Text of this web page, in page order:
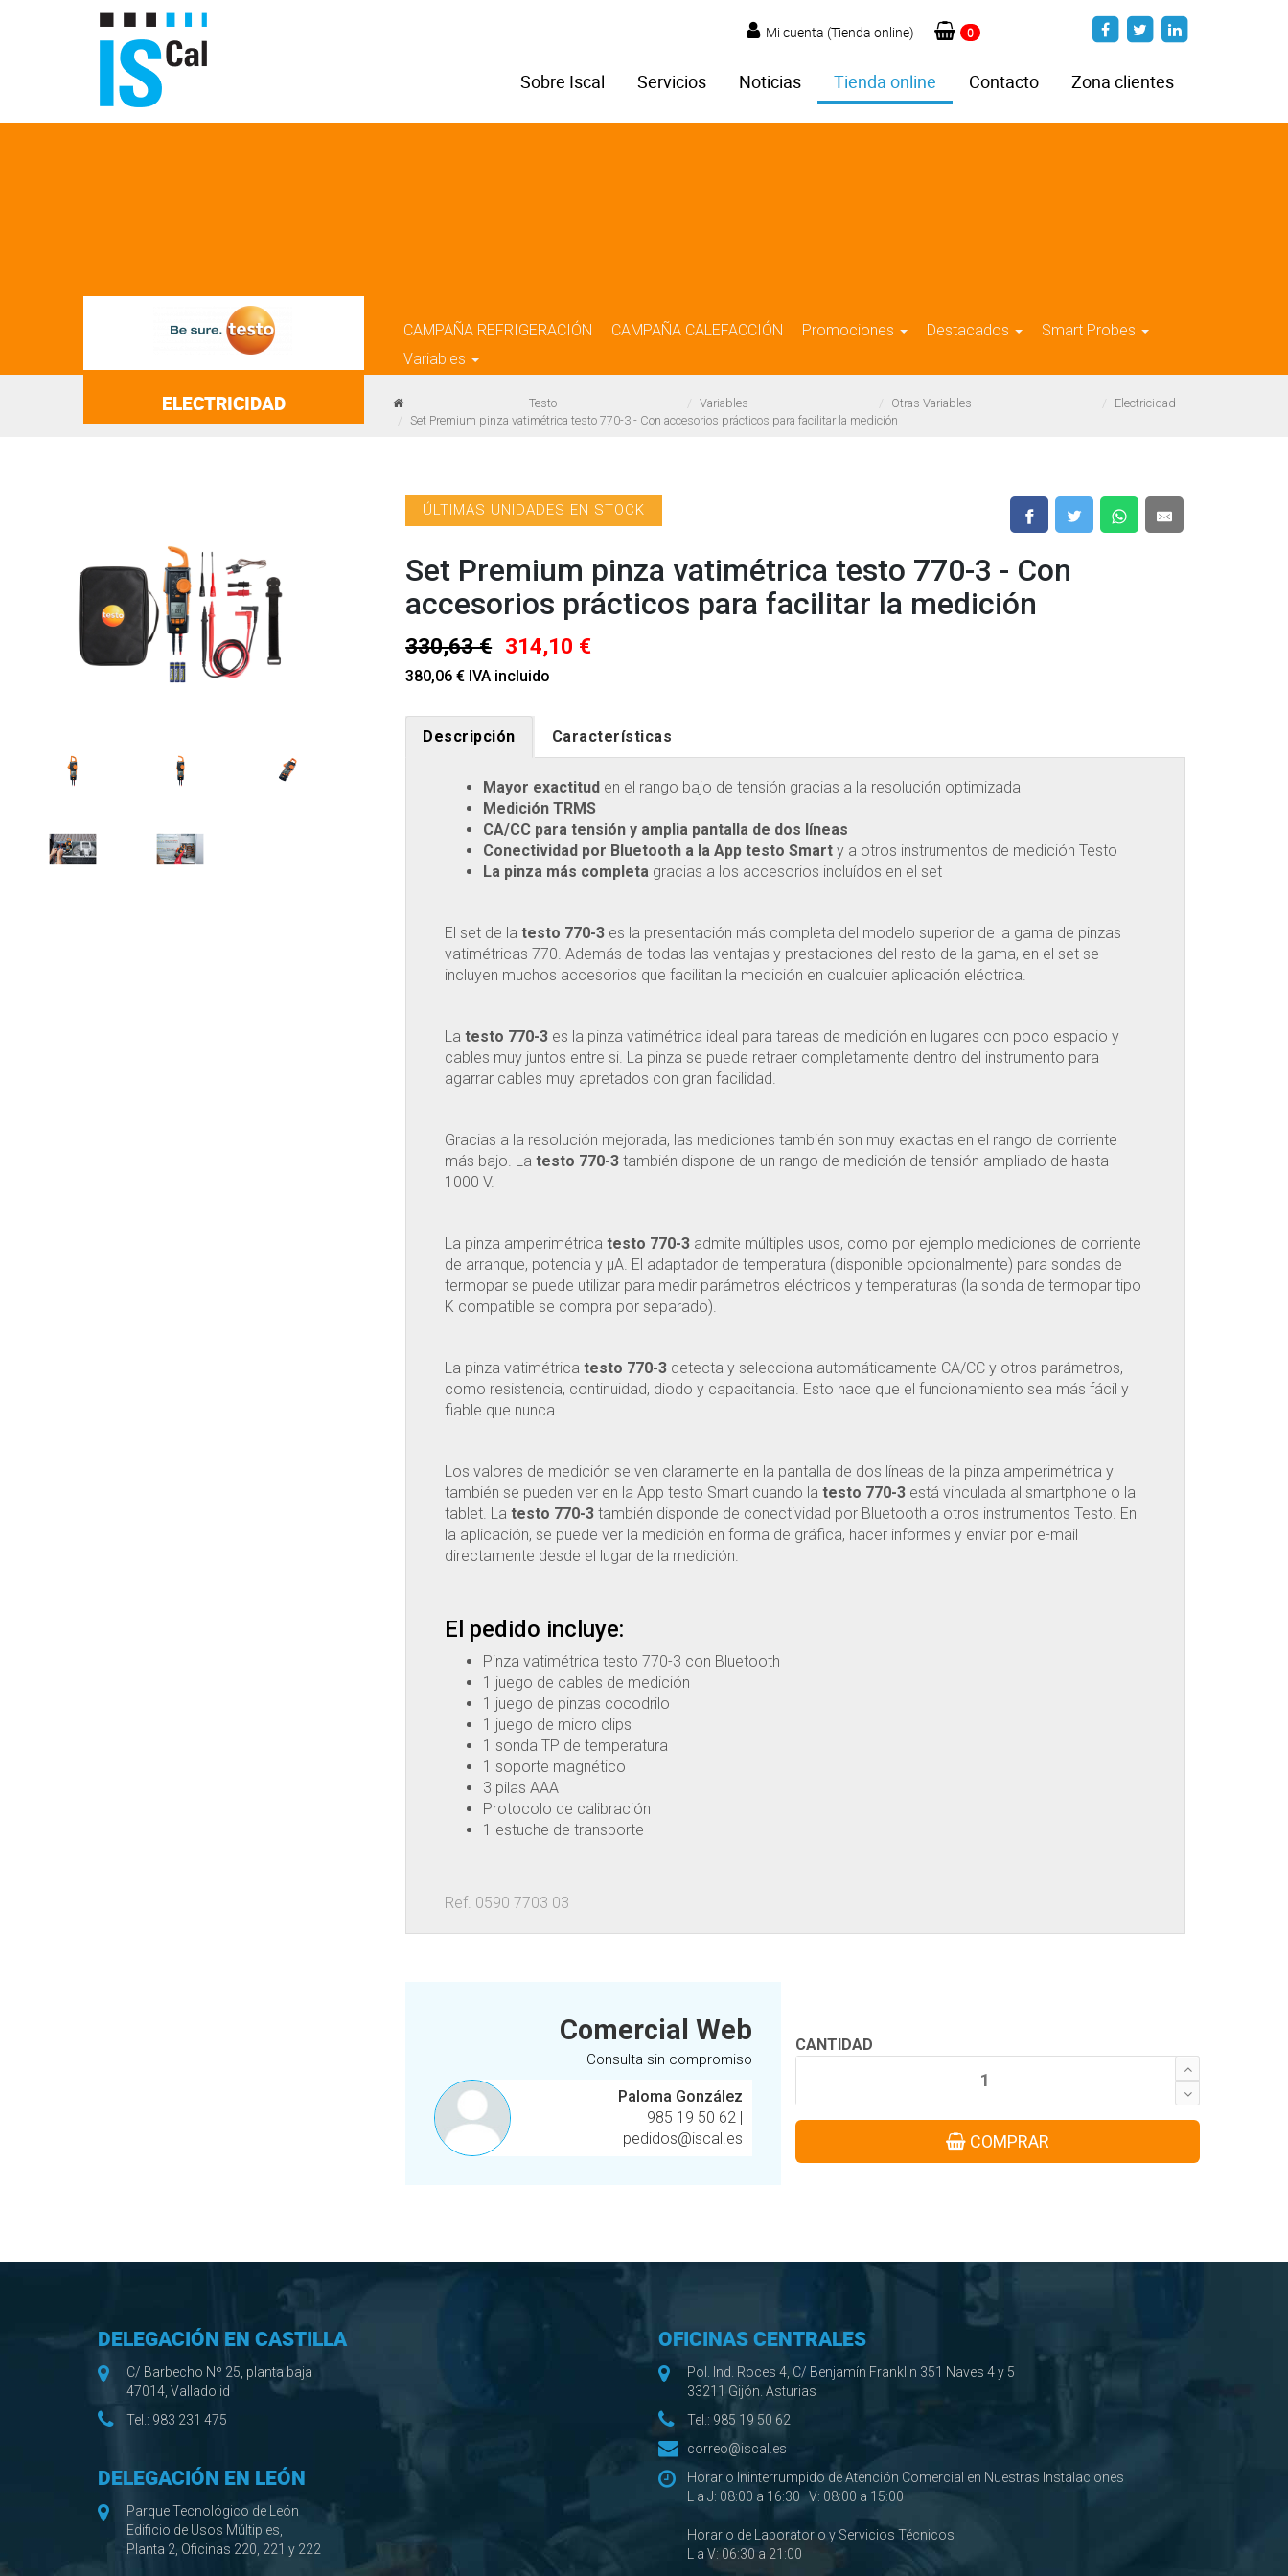
Mi cuenta (Tienda online) 0
Sobre Iscal Servicios Noticias Tienda online Contacto Zona clientes
CAMPAÑA REFRIGERACIÓN CAMPAÑA CALEFACCIÓN Promociones Destacados
Smart Probes
Variables
ELECTRICIDAD Testo Variables Otras Variables
Electricidad
Set Premium pinza vatimétrica testo 770-3 - Con accesorios prácticos para facilitar la medición
ÚLTIMAS UNIDADES EN STOCK
Set Premium pinza vatimétrica testo 770-3 - Con
accesorios prácticos para facilitar la medición
330,63 € 314,10 €
380,06 € IVA incluido
Descripción Características
Mayor exactitud en el rango bajo de tensión gracias a la resolución optimizada
Medición TRMS
CA/CC para tensión y amplia pantalla de dos líneas
Conectividad por Bluetooth a la App testo Smart y a otros instrumentos de medición Testo
La pinza más completa gracias a los accesorios incluídos en el set
El set de latesto 770-3 es la presentación más completa del modelo superior de la gama de pinzas
vatimétricas 770. Además de todas las ventajas y prestaciones del resto de la gama, en el set se
incluyen muchos accesorios que facilitan la medición en cualquier aplicación eléctrica.
Latesto 770-3 es la pinza vatimétrica ideal para tareas de medición en lugares con poco espacio y
cables muy juntos entre si. La pinza se puede retraer completamente dentro del instrumento para
agarrar cables muy apretados con gran facilidad.
Gracias a la resolución mejorada, las mediciones también son muy exactas en el rango de corriente
más bajo. Latesto 770-3 también dispone de un rango de medición de tensión ampliado de hasta
1000 V.
La pinza amperimétricatesto 770-3 admite múltiples usos, como por ejemplo mediciones de corriente
de arranque, potencia y μA. El adaptador de temperatura (disponible opcionalmente) para sondas de
termopar se puede utilizar para medir parámetros eléctricos y temperaturas (la sonda de termopar tipo
K compatible se compra por separado).
La pinza vatimétrica testo 770-3 detecta y selecciona automáticamente CA/CC y otros parámetros,
como resistencia, continuidad, diodo y capacitancia. Esto hace que el funcionamiento sea más fácil y
fiable que nunca.
Los valores de medición se ven claramente en la pantalla de dos líneas de la pinza amperimétrica y
también se pueden ver en la App testo Smart cuando latesto 770-3 está vinculada al smartphone o la
tablet. Latesto 770-3 también disponde de conectividad por Bluetooth a otros instrumentos Testo. En
la aplicación, se puede ver la medición en forma de gráfica, hacer informes y enviar por e-mail
directamente desde el lugar de la medición.
El pedido incluye:
Pinza vatimétrica testo 770-3 con Bluetooth
1 juego de cables de medición
1 juego de pinzas cocodrilo
1 juego de micro clips
1 sonda TP de temperatura
1 soporte magnético
3 pilas AAA
Protocolo de calibración
1 estuche de transporte
Ref. 0590 7703 03
Comercial Web
Consulta sin compromiso
Paloma González
985 19 50 62 |
pedidos@iscal.es
CANTIDAD
COMPRAR
DELEGACIÓN EN CASTILLA
C/ Barbecho Nº 25, planta baja
47014, Valladolid
Tel.: 983 231 475
DELEGACIÓN EN LEÓN
Parque Tecnológico de León
Edificio de Usos Múltiples,
Planta 2, Oficinas 220, 221 y 222
OFICINAS CENTRALES
Pol. Ind. Roces 4, C/ Benjamín Franklin 351 Naves 4 y 5
33211 Gijón. Asturias
Tel.: 985 19 50 62
correo@iscal.es
Horario Ininterrumpido de Atención Comercial en Nuestras Instalaciones
L a J: 08:00 a 16:30 · V: 08:00 a 15:00
Horario de Laboratorio y Servicios Técnicos
L a V: 06:30 a 21:00